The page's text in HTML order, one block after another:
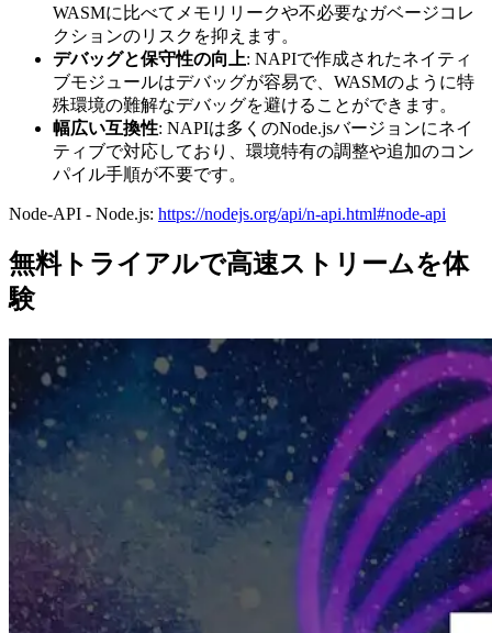
WASMに比べてメモリリークや不必要なガベージコレ
クションのリスクを抑えます。
デバッグと保守性の向上: NAPIで作成されたネイティ
ブモジュールはデバッグが容易で、WASMのように特
殊環境の難解なデバッグを避けることができます。
幅広い互換性: NAPIは多くのNode.jsバージョンにネイ
ティブで対応しており、環境特有の調整や追加のコン
パイル手順が不要です。
Node-API - Node.js: https://nodejs.org/api/n-api.html#node-api
無料トライアルで高速ストリームを体
験